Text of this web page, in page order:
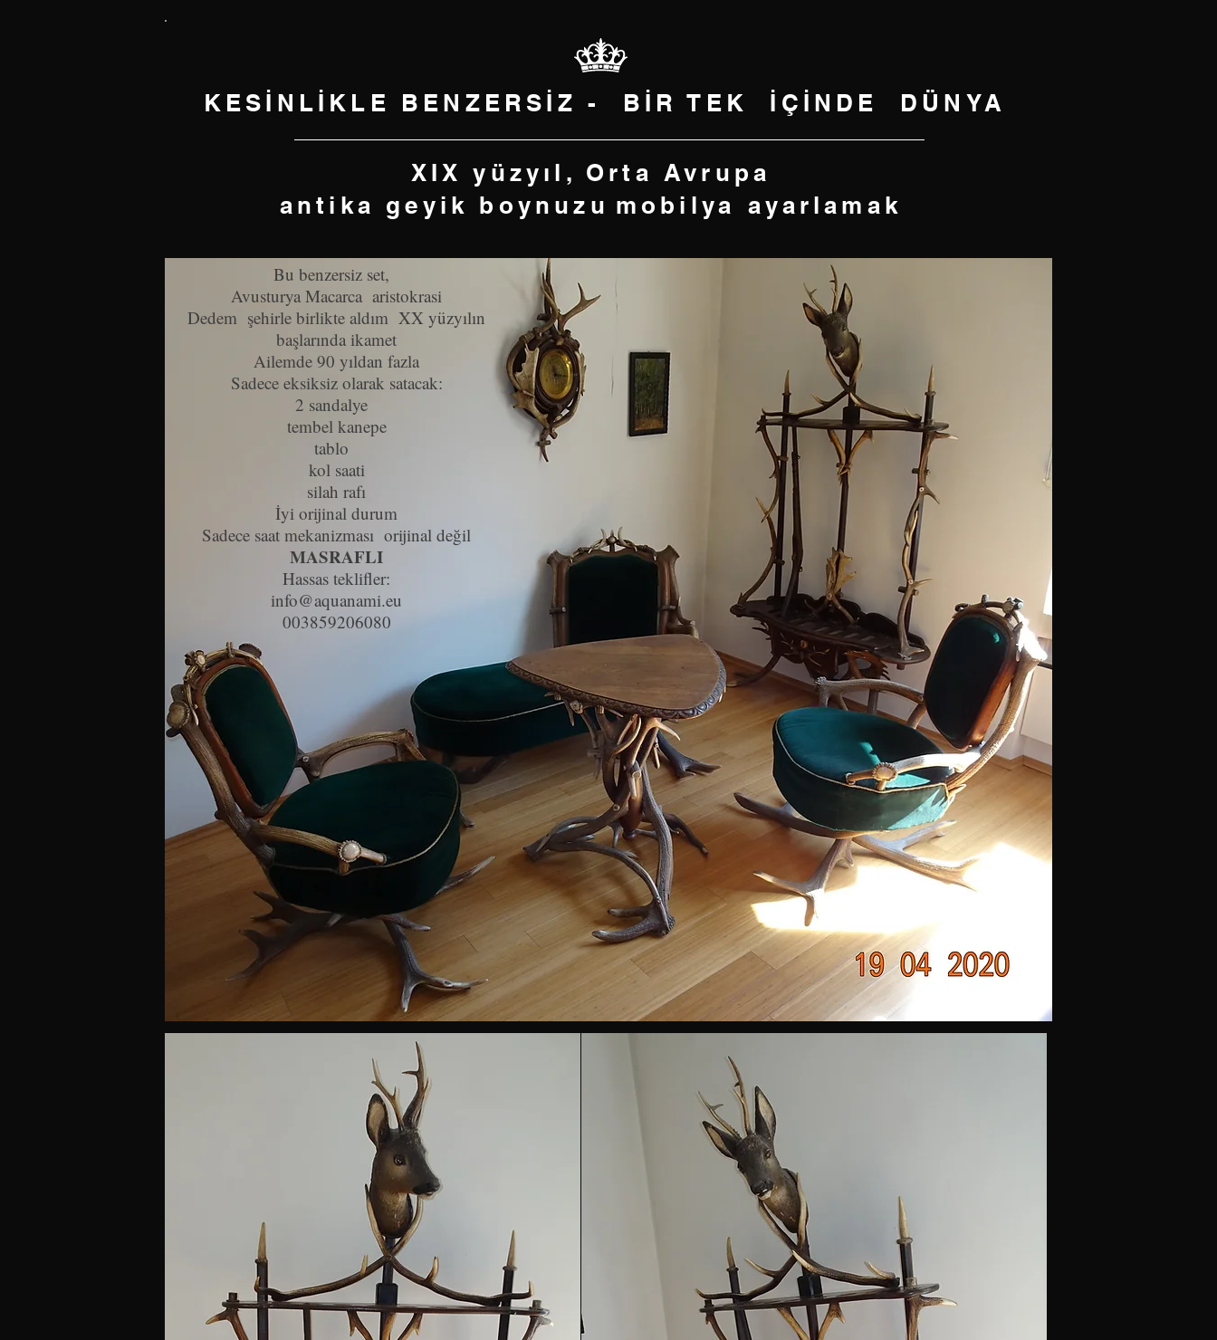
KESİNLİKLE BENZERSİZ - BİR TEK İÇİNDE DÜNYA
XIX yüzyıl, Orta Avrupa
antika geyik boynuzu mobilya ayarlamak
Bu benzersiz set,
Avusturya Macarca aristokrasi
Dedem şehirle birlikte aldım XX yüzyılın
başlarında ikamet
Ailemde 90 yıldan fazla
Sadece eksiksiz olarak satacak:
2 sandalye
tembel kanepe
tablo
kol saati
silah rafı
İyi orijinal durum
Sadece saat mekanizması orijinal değil
MASRAFLI
Hassas teklifler:
info@aquanami.eu
003859206080